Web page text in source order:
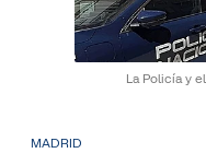
La Policía y
MADRID